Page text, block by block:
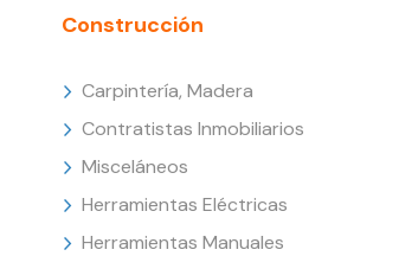
Construcción
Carpintería, Madera
Contratistas Inmobiliarios
Misceláneos
Herramientas Eléctricas
Herramientas Manuales